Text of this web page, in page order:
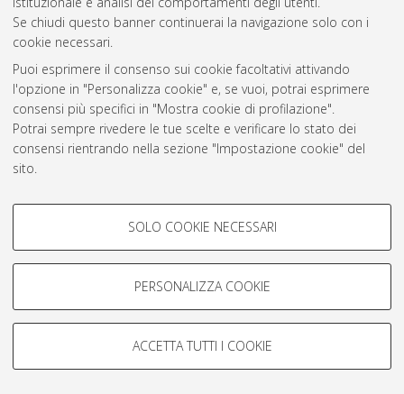
Se chiudi questo banner continuerai la navigazione solo con i
cookie necessari.
Puoi esprimere il consenso sui cookie facoltativi attivando
l'opzione in "Personalizza cookie" e, se vuoi, potrai esprimere
consensi più specifici in "Mostra cookie di profilazione".
Potrai sempre rivedere le tue scelte e verificare lo stato dei
consensi rientrando nella sezione "Impostazione cookie" del
sito.
COOKIE DI PROFILAZIONE -
Si tratta di cookie utilizzati per analizzare le caratteristiche della
navigazione degli utenti, creare profili in base al loro comportamento
Mostra cookie di profilazione
COOKIE TECNICI - NECESSARI
SOLO COOKIE NECESSARI
PERSONALIZZA COOKIE
ACCETTA TUTTI I COOKIE
Rss 1.0
AMS Laurea
Servizio implementato e gestito da AlmaDL
Condizioni d’uso del sito